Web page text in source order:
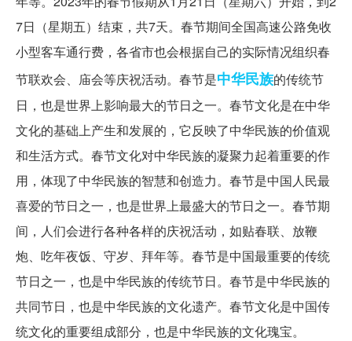
7日（星期五）结束，共7天。春节期间全国高速公路免收
小型客车通行费，各省市也会根据自己的实际情况组织春
节联欢会、庙会等庆祝活动。春节是中华民族的传统节
日，也是世界上影响最大的节日之一。春节文化是在中华
文化的基础上产生和发展的，它反映了中华民族的价值观
和生活方式。春节文化对中华民族的凝聚力起着重要的作
用，体现了中华民族的智慧和创造力。春节是中国人民最
喜爱的节日之一，也是世界上最盛大的节日之一。春节期
间，人们会进行各种各样的庆祝活动，如贴春联、放鞭
炮、吃年夜饭、守岁、拜年等。春节是中国最重要的传统
节日之一，也是中华民族的传统节日。春节是中华民族的
共同节日，也是中华民族的文化遗产。春节文化是中国传
统文化的重要组成部分，也是中华民族的文化瑰宝。